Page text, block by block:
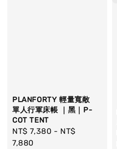
PLANFORTY 輕量寬敞
單人行軍床帳 ｜黑｜P-
COT TENT
Regular
price
NT$ 7,380 - NT$
7,880